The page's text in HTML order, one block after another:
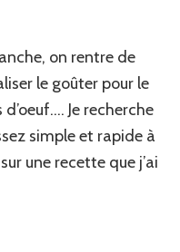
on rentre de
le goûter pour le
Je recherche
simple et rapide à
une recette que j’ai